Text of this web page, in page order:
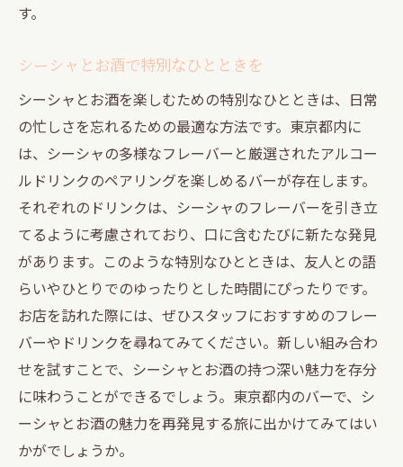
す。
シーシャとお酒で特別なひとときを
シーシャとお酒を楽しむための特別なひとときは、日常
の忙しさを忘れるための最適な方法です。東京都内に
は、シーシャの多様なフレーバーと厳選されたアルコー
ルドリンクのペアリングを楽しめるバーが存在します。
それぞれのドリンクは、シーシャのフレーバーを引き立
てるように考慮されており、口に含むたびに新たな発見
があります。このような特別なひとときは、友人との語
らいやひとりでのゆったりとした時間にぴったりです。
お店を訪れた際には、ぜひスタッフにおすすめのフレー
バーやドリンクを尋ねてみてください。新しい組み合わ
せを試すことで、シーシャとお酒の持つ深い魅力を存分
に味わうことができるでしょう。東京都内のバーで、シ
ーシャとお酒の魅力を再発見する旅に出かけてみてはい
かがでしょうか。